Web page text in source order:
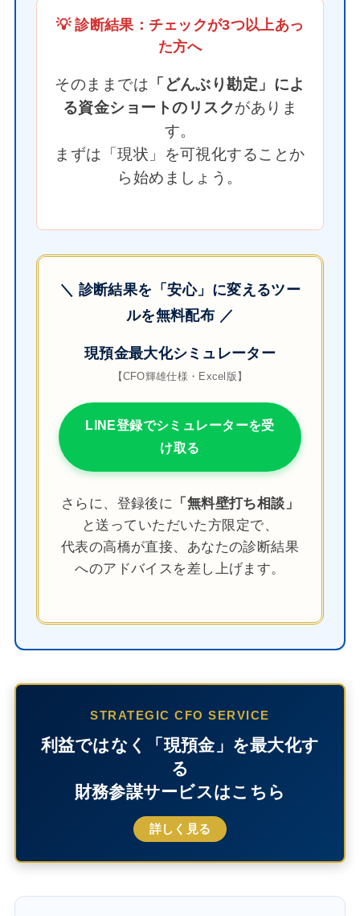
💡 診断結果：チェックが3つ以上あっ
た方へ
そのままでは 「どんぶり勘定」によ
る資金ショートのリスクがありま
す。
まずは「現状」を可視化することか
ら始めましょう。
＼ 診断結果を「安心」に変えるツー
ルを無料配布 ／
現預金最大化シミュレーター
【CFO輝雄仕様・Excel版】
LINE登録でシミュレーターを受
け取る
さらに、登録後に 「無料壁打ち相談」
と送っていただいた方限定で、
代表の高橋が直接、あなたの診断結果
へのアドバイスを差し上げます。
STRATEGIC CFO SERVICE
利益ではなく「現預金」を最大化す
る
財務参謀サービスはこちら
詳しく見る